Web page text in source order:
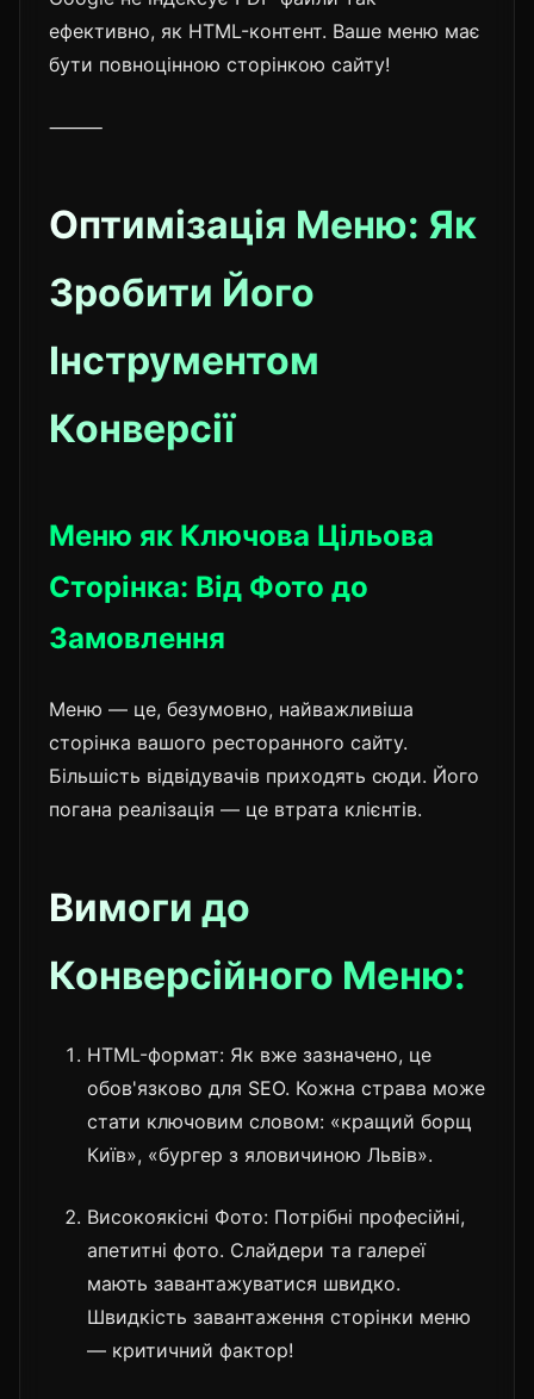
ефективно, як HTML-контент. Ваше меню має
бути повноцінною сторінкою сайту!
⸻
Оптимізація Меню: Як
Зробити Його
Інструментом
Конверсії
Меню як Ключова Цільова
Сторінка: Від Фото до
Замовлення
Меню — це, безумовно, найважливіша
сторінка вашого ресторанного сайту.
Більшість відвідувачів приходять сюди. Його
погана реалізація — це втрата клієнтів.
Вимоги до
Конверсійного Меню:
HTML-формат: Як вже зазначено, це
обов'язково для SEO. Кожна страва може
стати ключовим словом: «кращий борщ
Київ», «бургер з яловичиною Львів».
Високоякісні Фото: Потрібні професійні,
апетитні фото. Слайдери та галереї
мають завантажуватися швидко.
Швидкість завантаження сторінки меню
— критичний фактор!